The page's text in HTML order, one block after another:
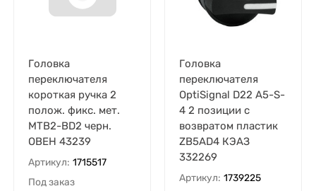
Головка
переключателя
короткая ручка 2
полож. фикс. мет.
MTB2-BD2 черн.
ОВЕН 43239
Артикул: 1715517
Под заказ
Головка
переключателя
OptiSignal D22 A5-S-
4 2 позиции с
возвратом пластик
ZB5AD4 КЭАЗ
332269
Артикул: 1739225